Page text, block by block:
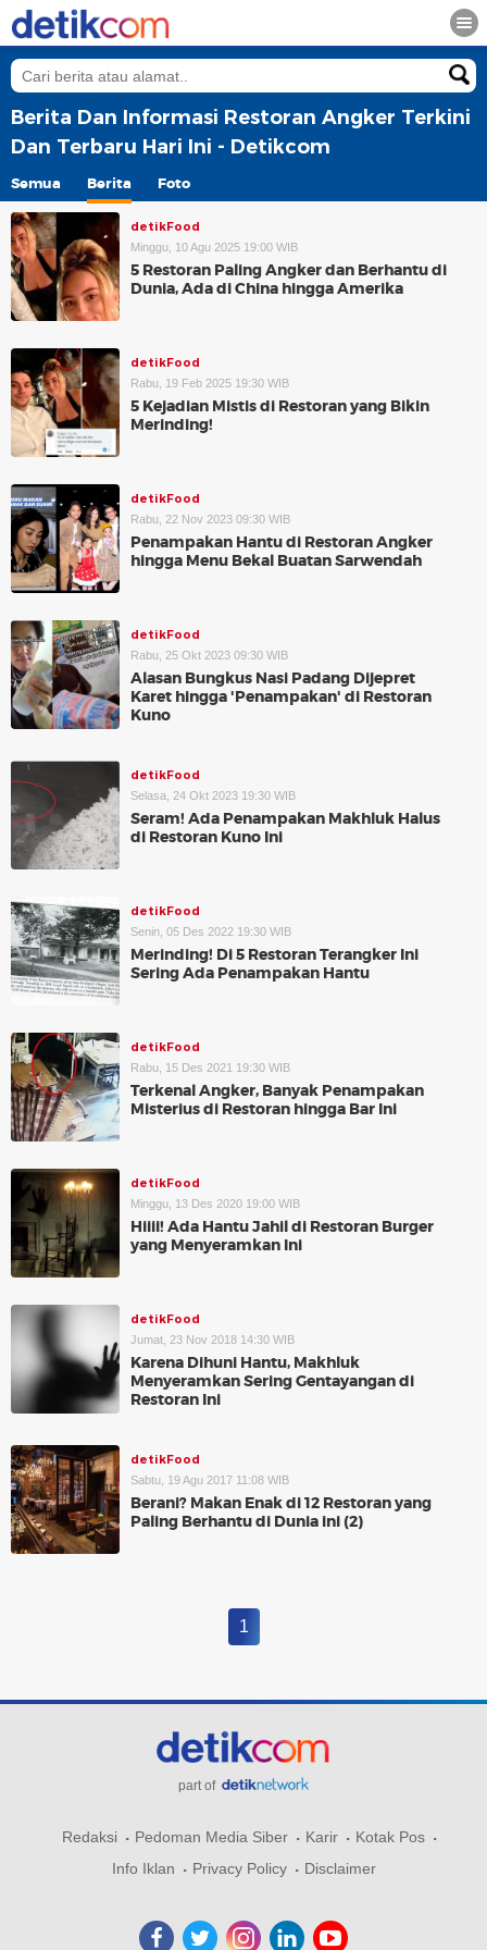
Berita Dan Informasi Restoran Angker Terkini
Dan Terbaru Hari Ini - Detikcom
Semua Berita Foto
detikFood
Minggu, 10 Agu 2025 19:00 WIB
5 Restoran Paling Angker dan Berhantu di
Dunia, Ada di China hingga Amerika
detikFood
Rabu, 19 Feb 2025 19:30 WIB
5 Kejadian Mistis di Restoran yang Bikin
Merinding!
detikFood
Rabu, 22 Nov 2023 09:30 WIB
Penampakan Hantu di Restoran Angker
hingga Menu Bekal Buatan Sarwendah
detikFood
Rabu, 25 Okt 2023 09:30 WIB
Alasan Bungkus Nasi Padang Dijepret
Karet hingga 'Penampakan' di Restoran
Kuno
detikFood
Selasa, 24 Okt 2023 19:30 WIB
Seram! Ada Penampakan Makhluk Halus
di Restoran Kuno Ini
detikFood
Senin, 05 Des 2022 19:30 WIB
Merinding! Di 5 Restoran Terangker Ini
Sering Ada Penampakan Hantu
detikFood
Rabu, 15 Des 2021 19:30 WIB
Terkenal Angker, Banyak Penampakan
Misterius di Restoran hingga Bar Ini
detikFood
Minggu, 13 Des 2020 19:00 WIB
Hiiii! Ada Hantu Jahil di Restoran Burger
yang Menyeramkan Ini
detikFood
Jumat, 23 Nov 2018 14:30 WIB
Karena Dihuni Hantu, Makhluk
Menyeramkan Sering Gentayangan di
Restoran Ini
detikFood
Sabtu, 19 Agu 2017 11:08 WIB
Berani? Makan Enak di 12 Restoran yang
Paling Berhantu di Dunia ini (2)
1
part of
Redaksi Pedoman Media Siber Karir
Kotak Pos
Info Iklan
Privacy Policy Disclaimer